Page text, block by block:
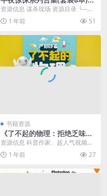
[大合集]
资源信息 谋杀现场 资源目录 └──
半夜惊悚系列（套装8本）.zip 21.
9... 1 年前 51
书籍资源
《了不起的物理：拒绝乏味，
和物理交个朋友》讲解100个
有趣的物理话题
资源信息 科普作家、超人气视频博
主严伯钧力作，一本把复杂、艰深
的知识用通俗易懂的...
1 年前 27